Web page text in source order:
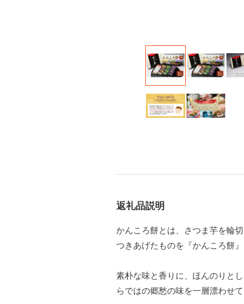
返礼品説明
かんころ餅とは、さつま芋を輪
つきあげたものを『かんころ餅』
素朴な味と香りに、ほんのりと
らではの郷愁の味を一層漂わせて